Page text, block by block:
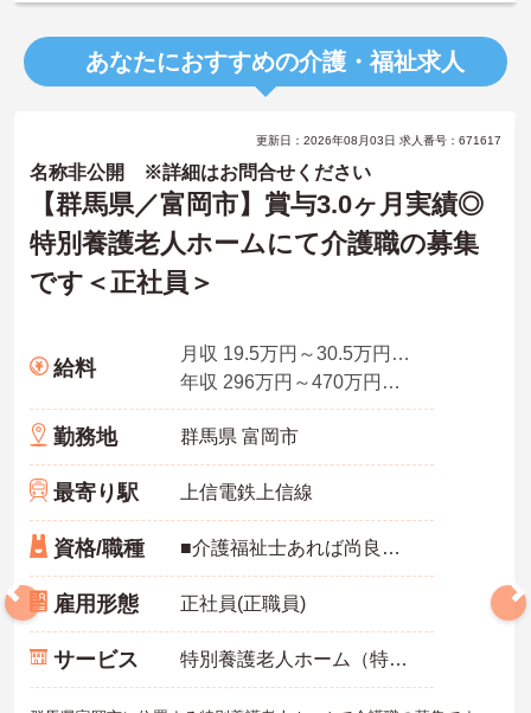
あなたにおすすめの介護・福祉求人
更新日：2026年08月03日 求人番号：671617
名称非公開 ※詳細はお問合せください
【群馬県／富岡市】賞与3.0ヶ月実績◎
特別養護老人ホームにて介護職の募集
です＜正社員＞
給料
月収 19.5万円～30.5万円程度（諸手当込み）
年収 296万円～470万円程度（諸手当込み）
勤務地 群馬県 富岡市
最寄り駅 上信電鉄上信線
資格/職種 ■介護福祉士あれば尚良し ※未経験者応相談
雇用形態 正社員(正職員)
サービス 特別養護老人ホーム（特養）